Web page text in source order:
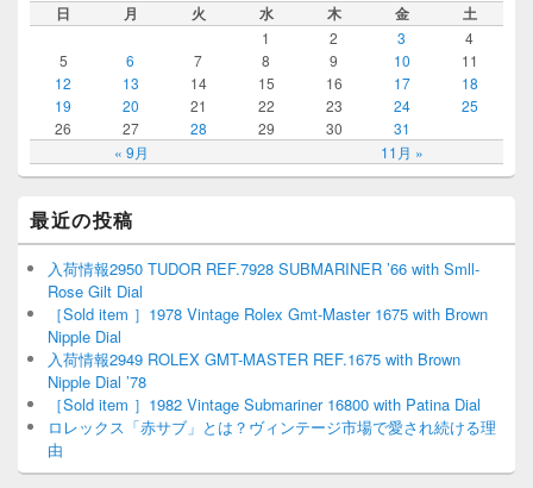
日 月 火 水 木 金 土
« 9月 11月 »
1 2 3
4
5
6 7 8 9 10
11
12
13 14 15 16 17
18
19
20 21 22 23 24
25
26
27 28 29 30 31
最近の投稿
入荷情報2950 TUDOR REF.7928 SUBMARINER ’66 with Smll-
Rose Gilt Dial
［Sold item ］1978 Vintage Rolex Gmt-Master 1675 with Brown
Nipple Dial
入荷情報2949 ROLEX GMT-MASTER REF.1675 with Brown
Nipple Dial ’78
［Sold item ］1982 Vintage Submariner 16800 with Patina Dial
ロレックス「赤サブ」とは？ヴィンテージ市場で愛され続ける理
由